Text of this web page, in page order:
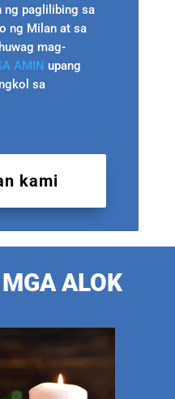
ng paglilibing sa
ng Milan at sa
mag-
AMIN upang
sa
kami
ALOK